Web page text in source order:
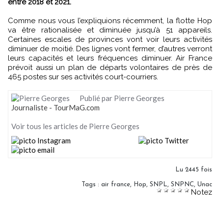
Comme nous vous l’expliquions récemment, la flotte Hop
va être rationalisée et diminuée jusqu’à 51 appareils.
Certaines escales de provinces vont voir leurs activités
diminuer de moitié. Des lignes vont fermer, d’autres verront
leurs capacités et leurs fréquences diminuer. Air France
prévoit aussi un plan de départs volontaires de près de
465 postes sur ses activités court-courriers.
Publié par Pierre Georges
Journaliste - TourMaG.com
Voir tous les articles de Pierre Georges
Lu 2445 fois
Tags : air france Hop SNPL SNPNC Unac
Notez